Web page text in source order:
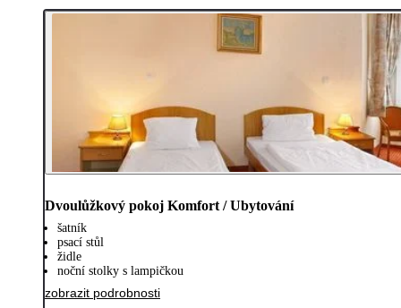
Dvoulůžkový pokoj Komfort / Ubytování
šatník
psací stůl
židle
noční stolky s lampičkou
zobrazit podrobnosti